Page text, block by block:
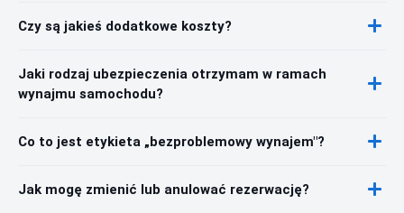
Czy są jakieś dodatkowe koszty?
Jaki rodzaj ubezpieczenia otrzymam w ramach
wynajmu samochodu?
Co to jest etykieta „bezproblemowy wynajem"?
Jak mogę zmienić lub anulować rezerwację?